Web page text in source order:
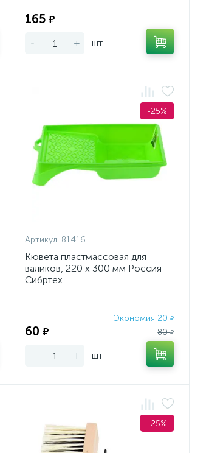
165 ₽
- + шт
-25%
Артикул: 81416
Кювета пластмассовая для
валиков, 220 х 300 мм Россия
Сибртех
Экономия 20₽
60 ₽ 80₽
- + шт
-25%